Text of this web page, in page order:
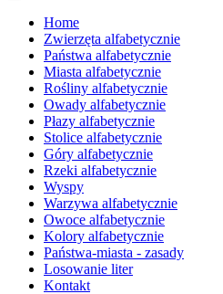
Home
Zwierzęta alfabetycznie
Państwa alfabetycznie
Miasta alfabetycznie
Rośliny alfabetycznie
Owady alfabetycznie
Płazy alfabetycznie
Stolice alfabetycznie
Góry alfabetycznie
Rzeki alfabetycznie
Wyspy
Warzywa alfabetycznie
Owoce alfabetycznie
Kolory alfabetycznie
Państwa-miasta - zasady
Losowanie liter
Kontakt